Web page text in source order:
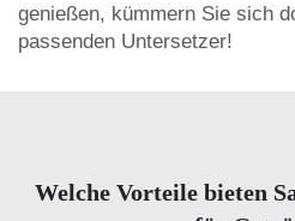
genießen, kümmern Sie sich
passenden Untersetzer!
Welche Vorteile bieten